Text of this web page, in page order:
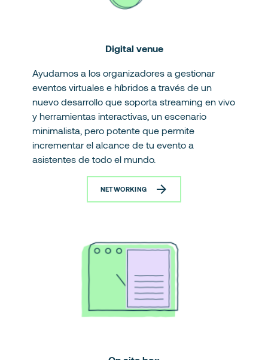
Digital venue
Ayudamos a los organizadores a gestionar
eventos virtuales e híbridos a través de un
nuevo desarrollo que soporta streaming en vivo
y herramientas interactivas, un escenario
minimalista, pero potente que permite
incrementar el alcance de tu evento a
asistentes de todo el mundo.
NETWORKING